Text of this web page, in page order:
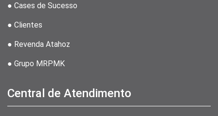
● Cases de Sucesso
● Clientes
● Revenda Atahoz
● Grupo MRPMK
Central de Atendimento